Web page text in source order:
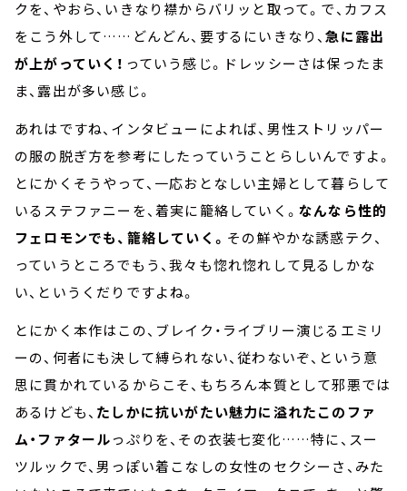
クを、やおら、いきなり襟からバリッと取って。で、カフス
をこう外して……どんどん、要するにいきなり、急に露出
が上がっていく！ っていう感じ。ドレッシーさは保ったま
ま、露出が多い感じ。
あれはですね、インタビューによれば、男性ストリッパー
の服の脱ぎ方を参考にしたっていうことらしいんですよ。
とにかくそうやって、一応おとなしい主婦として暮らして
いるステファニーを、着実に籠絡していく。 なんなら性的
フェロモンでも、籠絡していく。 その鮮やかな誘惑テク、
っていうところでもう、我々も惚れ惚れして見るしかな
い、というくだりですよね。
とにかく本作はこの、ブレイク・ライブリー演じるエミリ
ーの、何者にも決して縛られない、従わないぞ、という意
思に貫かれているからこそ、もちろん本質として邪悪では
あるけども、 たしかに抗いがたい魅力に溢れたこのファ
ム・ファタールっぷりを、その衣装七変化……特に、スー
ツルックで、男っぽい着こなしの女性のセクシーさ、みた